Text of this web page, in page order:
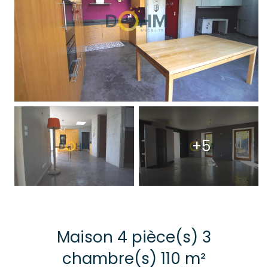
+5
Maison 4 pièce(s) 3
chambre(s) 110 m²